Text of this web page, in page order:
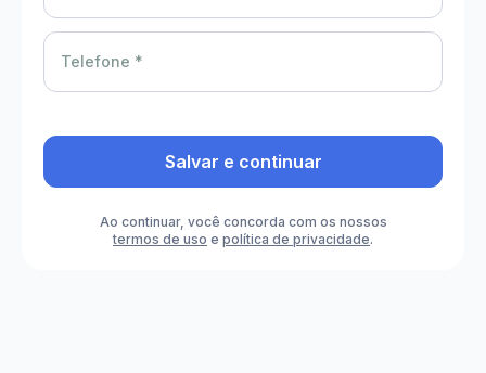
Telefone *
Salvar e continuar
Ao continuar, você concorda com os nossos
termos de uso e política de privacidade.